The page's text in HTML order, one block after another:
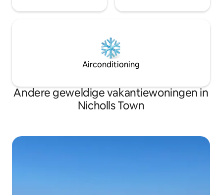
Airconditioning
Andere geweldige vakantiewoningen in
Nicholls Town